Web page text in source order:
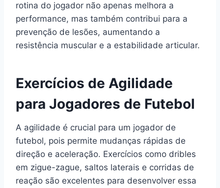
rotina do jogador não apenas melhora a
performance, mas também contribui para a
prevenção de lesões, aumentando a
resistência muscular e a estabilidade articular.
Exercícios de Agilidade
para Jogadores de Futebol
A agilidade é crucial para um jogador de
futebol, pois permite mudanças rápidas de
direção e aceleração. Exercícios como dribles
em zigue-zague, saltos laterais e corridas de
reação são excelentes para desenvolver essa